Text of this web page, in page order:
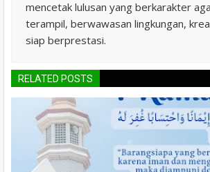
mencetak lulusan yang berkarakter
terampil, berwawasan lingkungan,
siap berprestasi.
RELATED POSTS